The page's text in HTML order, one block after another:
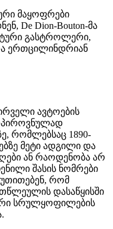
მაყოფრები
De Dion-Bouton-მა
გასტროლერი,
ერთცილინდრიან
ავტოების
რომლებსაც 1890-
მეტი ადგილი და
ან რაოდენობა არ
შასის ნომრები
რომ
დასაწყისში
სრულყოფილების